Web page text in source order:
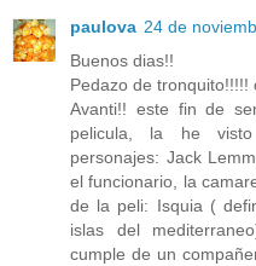
paulova 24 de
Buenos dias!!
Pedazo de tronquito!!!!!
Avanti!! este fin de
pelicula, la he
personajes: Jack
el funcionario, la
de la peli: Isquia (
islas del
cumple de un